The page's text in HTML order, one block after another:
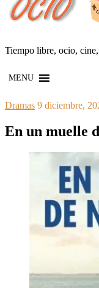
Tiempo libre, ocio,
MENU
Dramas 9 diciembre,
En un muelle